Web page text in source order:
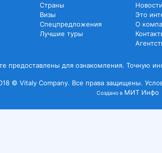
Страны
Визы
Спецпредложения
Лучшие туры
Новости
Это
О
предоставлены для ознакомления. Точную
© Vitaly Company. Все права защищены.
Создано в МИТ Инфо